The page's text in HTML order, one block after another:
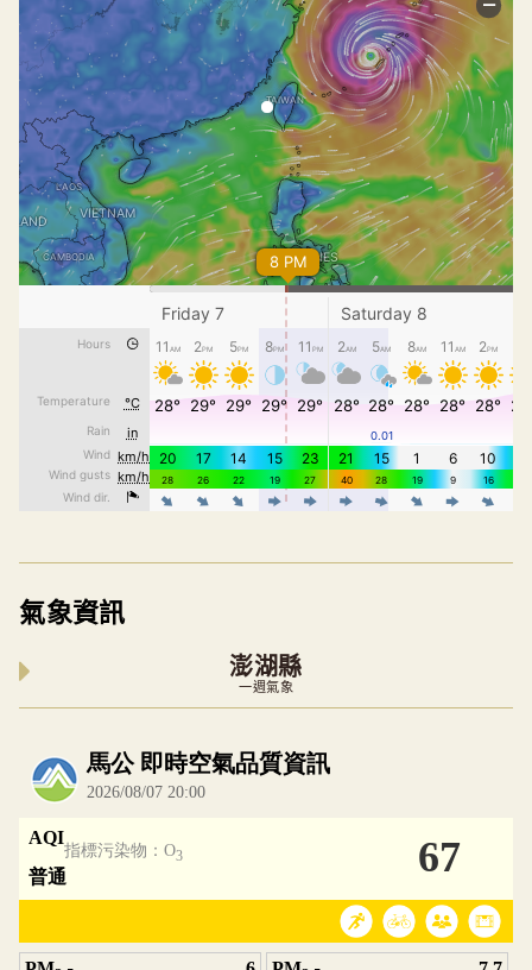
氣象資訊
澎湖縣
一週氣象
內嵌空氣品質小工具為視覺預覽，完整即時空